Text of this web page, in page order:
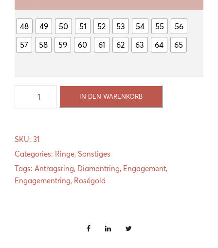
48 49 50 51 52 53 54 55
56
57
58 59 60 61 62 63 64 65
IN DEN WARENKORB
SKU: 31
Categories: Ringe, Sonstiges
Tags: Antragsring, Diamantring, Engagement,
Engagementring, Roségold